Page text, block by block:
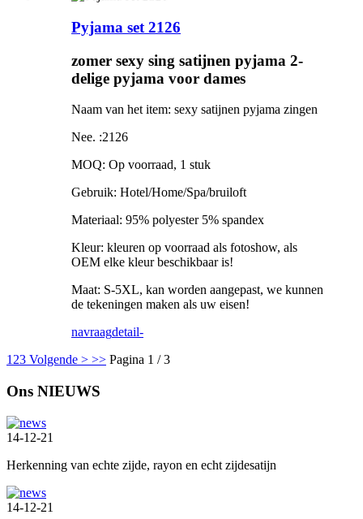
Pyjama set 2126
zomer sexy sing satijnen pyjama 2-
delige pyjama voor dames
Naam van het item: sexy satijnen pyjama zingen
Nee. :2126
MOQ: Op voorraad, 1 stuk
Gebruik: Hotel/Home/Spa/bruiloft
Materiaal: 95% polyester 5% spandex
Kleur: kleuren op voorraad als fotoshow, als
OEM elke kleur beschikbaar is!
Maat: S-5XL, kan worden aangepast, we kunnen
de tekeningen maken als uw eisen!
navraagdetail-
1 23 Volgende > >> Pagina 1 / 3
Ons NIEUWS
14-12-21
Herkenning van echte zijde, rayon en echt zijdesatijn
14-12-21